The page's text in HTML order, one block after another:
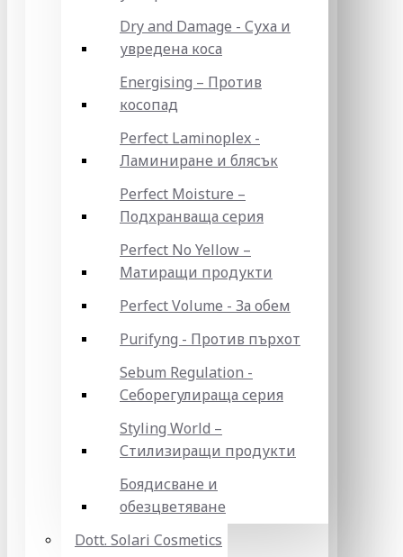
Dry and Damage - Суха и
увредена коса
Energising – Против
косопад
Perfect Laminoplex -
Ламиниране и блясък
Perfect Moisture –
Подхранваща серия
Perfect No Yellow –
Матиращи продукти
Perfect Volume - За обем
Purifyng - Против пърхот
Sebum Regulation -
Себорегулираща серия
Styling World –
Стилизиращи продукти
Боядисване и
обезцветяване
Dott. Solari Cosmetics